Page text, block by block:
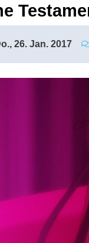
26. Jan. 2017